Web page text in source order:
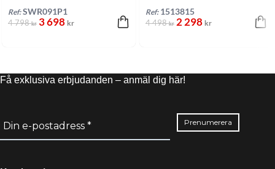
Ref: SWR091P1
4 798kr 3 698 kr
Grå/Läder 44 mm
Ref: 1513815
4 498kr 2 298 kr
Få exklusiva erbjudanden – anmäl dig här!